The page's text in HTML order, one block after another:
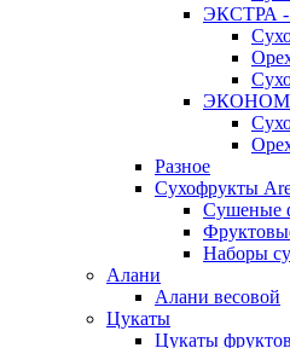
ЭКСТРА -
ЭКОНОМ
Разное
Сухофрукты
Сушеные
Наборы
Алани
Алани весовой
Цукаты
Цукаты